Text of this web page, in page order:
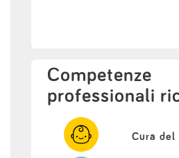
Competenze
professionali
Cura del